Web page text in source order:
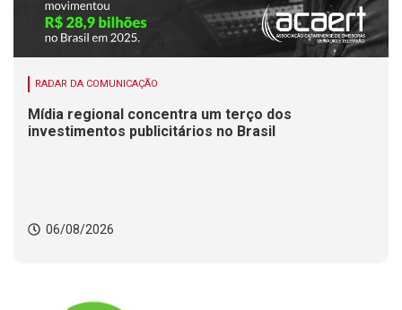
RADAR DA COMUNICAÇÃO
Mídia regional concentra um terço dos
investimentos publicitários no Brasil
06/08/2026